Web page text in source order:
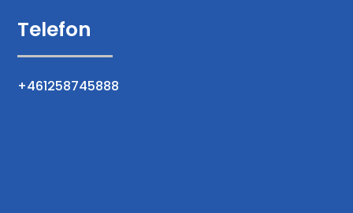
Telefon
+461258745888